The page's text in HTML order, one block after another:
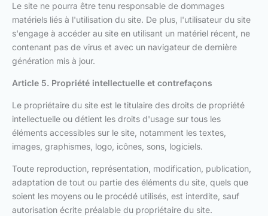
Le site ne pourra être tenu responsable de dommages
matériels liés à l'utilisation du site. De plus, l'utilisateur du site
s'engage à accéder au site en utilisant un matériel récent, ne
contenant pas de virus et avec un navigateur de dernière
génération mis à jour.
Article 5. Propriété intellectuelle et contrefaçons
Le propriétaire du site est le titulaire des droits de propriété
intellectuelle ou détient les droits d'usage sur tous les
éléments accessibles sur le site, notamment les textes,
images, graphismes, logo, icônes, sons, logiciels.
Toute reproduction, représentation, modification, publication,
adaptation de tout ou partie des éléments du site, quels que
soient les moyens ou le procédé utilisés, est interdite, sauf
autorisation écrite préalable du propriétaire du site.